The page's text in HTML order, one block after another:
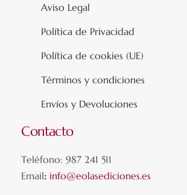
Aviso Legal
Política de Privacidad
Política de cookies (UE)
Términos y condiciones
Envíos y Devoluciones
Contacto
Teléfono: 987 241 511
Email: info@eolasediciones.es